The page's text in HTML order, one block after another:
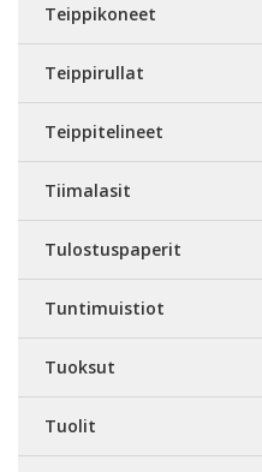
Teippikoneet
Teippirullat
Teippitelineet
Tiimalasit
Tulostuspaperit
Tuntimuistiot
Tuoksut
Tuolit